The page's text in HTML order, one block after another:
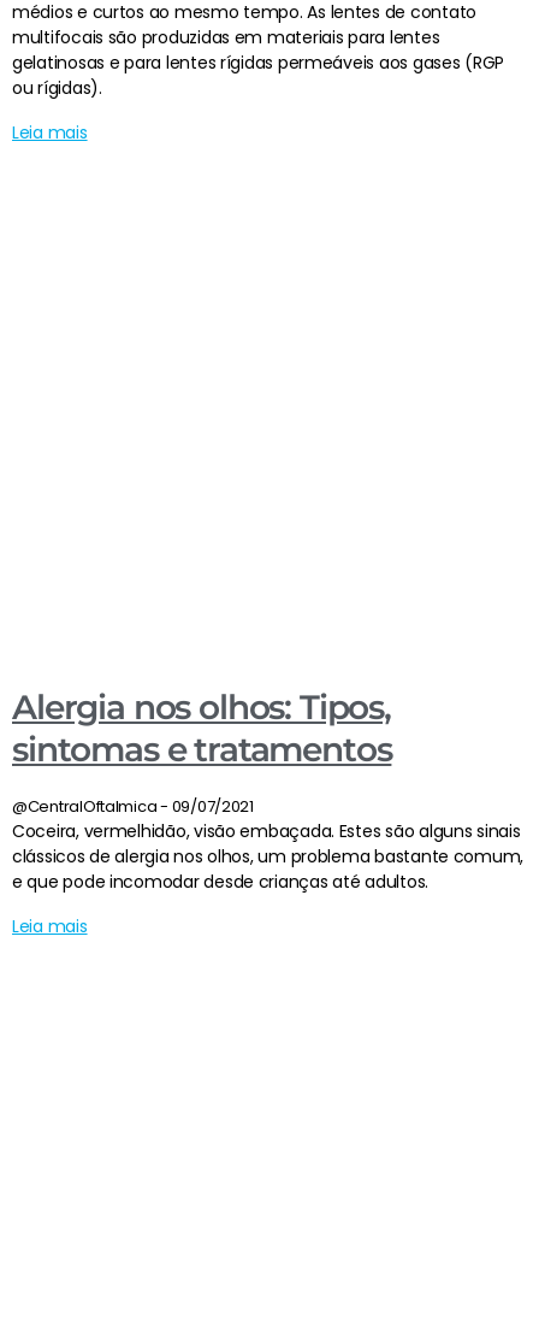
médios e curtos ao mesmo tempo. As lentes de contato
multifocais são produzidas em materiais para lentes
gelatinosas e para lentes rígidas permeáveis aos gases (RGP
ou rígidas).
Leia mais
Alergia nos olhos: Tipos,
sintomas e tratamentos
@CentralOftalmica 09/07/2021
Coceira, vermelhidão, visão embaçada. Estes são alguns sinais
clássicos de alergia nos olhos, um problema bastante comum,
e que pode incomodar desde crianças até adultos.
Leia mais